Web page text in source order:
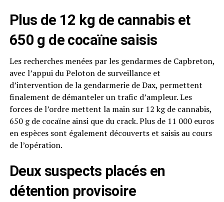
Plus de 12 kg de cannabis et
650 g de cocaïne saisis
Les recherches menées par les gendarmes de Capbreton,
avec l’appui du Peloton de surveillance et
d’intervention de la gendarmerie de Dax, permettent
finalement de démanteler un trafic d’ampleur. Les
forces de l’ordre mettent la main sur 12 kg de cannabis,
650 g de cocaïne ainsi que du crack. Plus de 11 000 euros
en espèces sont également découverts et saisis au cours
de l’opération.
Deux suspects placés en
détention provisoire